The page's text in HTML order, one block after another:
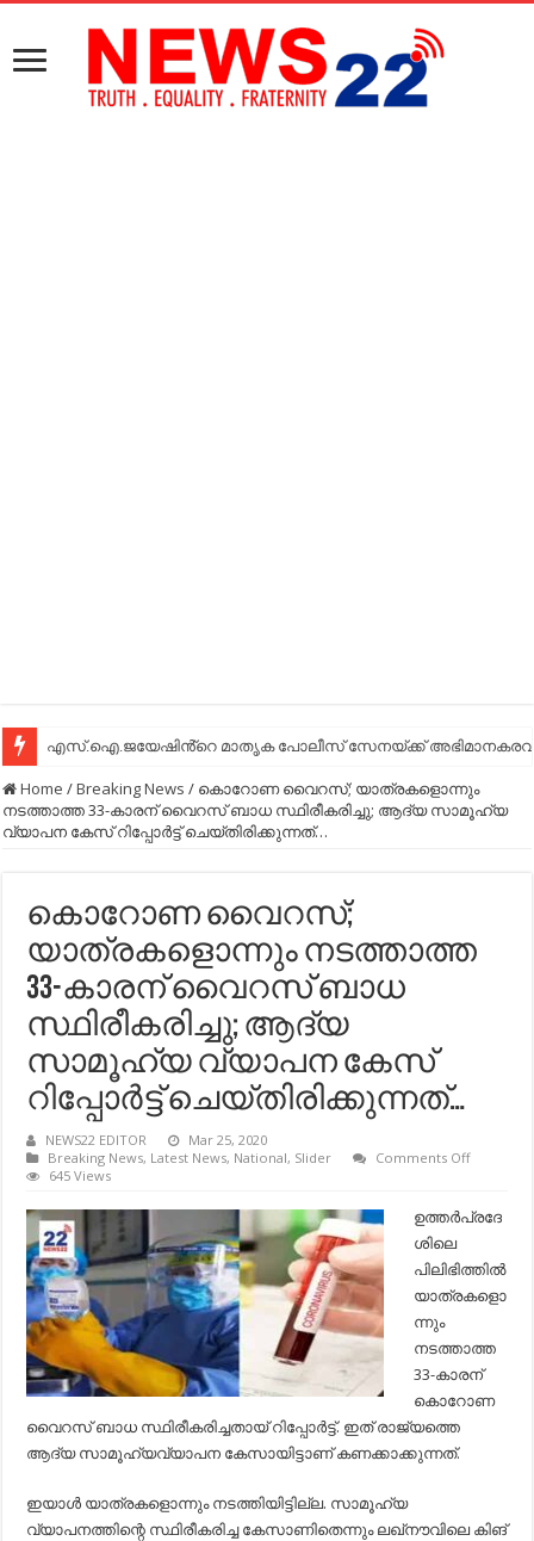
എസ്.ഐ.ജയേഷിൻ്റെ മാതൃക പോലീസ് സേനയ്ക്ക്
Home /Breaking News / കൊറോണ വൈറസ്; യാത്രകളൊന്നും
നടത്താത്ത 33-കാരന് വൈറസ് ബാധ സ്ഥിരീകരിച്ചു; ആദ്യ സാമൂഹ്യ
വ്യാപന കേസ് റിപ്പോര്‍ട്ട് ചെയ്തിരിക്കുന്നത്…
കൊറോണ വൈറസ്;
യാത്രകളൊന്നും നടത്താത്ത
33-കാരന് വൈറസ് ബാധ
സ്ഥിരീകരിച്ചു; ആദ്യ
സാമൂഹ്യ വ്യാപന കേസ്
റിപ്പോര്‍ട്ട് ചെയ്തിരിക്കുന്നത്…
NEWS22 EDITOR
Mar 25, 2020
Breaking News, Latest News, National, Slider Comments Offon
കാരന്
വൈറസ്
ബാധ
സാമൂഹ്യ
വ്യാപന
റിപ്പോര്‍ട്ട്
645 Views
ഉത്തര്‍പ്രദേ
ശിലെ
പിലിഭിത്തില്‍
യാത്രകളൊ
ന്നും
നടത്താത്ത
33-കാരന്
കൊറോണ
വൈറസ് ബാധ സ്ഥിരീകരിച്ചതായ് റിപ്പോര്‍ട്ട്. ഇത് രാജ്യത്തെ
ആദ്യ സാമൂഹ്യവ്യാപന കേസായിട്ടാണ് കണക്കാക്കുന്നത്.
ഇയാള്‍ യാത്രകളൊന്നും നടത്തിയിട്ടില്ല. സാമൂഹ്യ
വ്യാപനത്തിന്റെ സ്ഥിരീകരിച്ച കേസാണിതെന്നും ലഖ്‌നൗവിലെ കിങ്